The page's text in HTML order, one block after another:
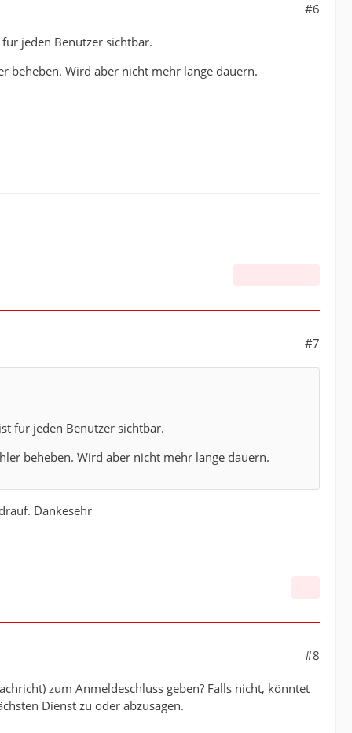
neue Stable Version der EinsatzApp raushauen
#6
jeden Benutzer sichtbar.
beheben. Wird aber nicht mehr lange dauern.
#7
für jeden Benutzer sichtbar.
beheben. Wird aber nicht mehr lange dauern.
Dankesehr
#8
zum Anmeldeschluss geben? Falls nicht, könntet
Dienst zu oder abzusagen.